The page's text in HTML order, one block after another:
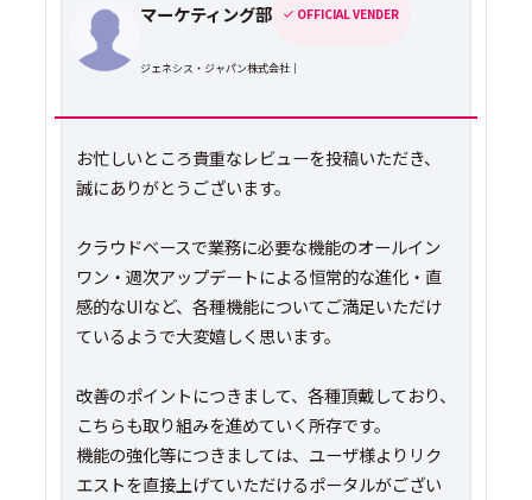
マーケティング部 OFFICIAL VENDER
ジェネシス・ジャパン株式会社｜
お忙しいところ貴重なレビューを投稿いただき、
誠にありがとうございます。
クラウドベースで業務に必要な機能のオールイン
ワン・週次アップデートによる恒常的な進化・直
感的なUIなど、各種機能についてご満足いただけ
ているようで大変嬉しく思います。
改善のポイントにつきまして、各種頂戴しており、
こちらも取り組みを進めていく所存です。
機能の強化等につきましては、ユーザ様よりリク
エストを直接上げていただけるポータルがござい